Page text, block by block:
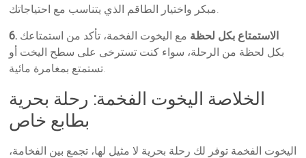
مبكر واختيار الطاقم الذي يتناسب مع احتياجاتك.
6. الاستمتاع بكل لحظة مع اليخوت الفخمة، تأكد من استمتاعك
بكل لحظة من الرحلة، سواء كنت تسترخى على سطح اليخت أو
تستمتع بمغامرة مائية.
الخلاصة اليخوت الفخمة: رحلة بحرية
بطابع خاص
اليخوت الفخمة توفر لك رحلة بحرية لا مثيل لها، تجمع بين الفخامة،